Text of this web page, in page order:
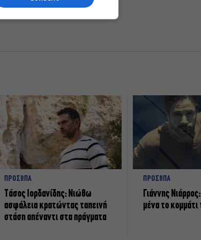
ΠΡΟΣΩΠΑ
Tάσος Ιορδανίδης: Νιώθω
ασφάλεια κρατώντας ταπεινή
στάση απέναντι στα πράγματα
ΠΡΟΣΩΠΑ
Γιάννης
μένα το